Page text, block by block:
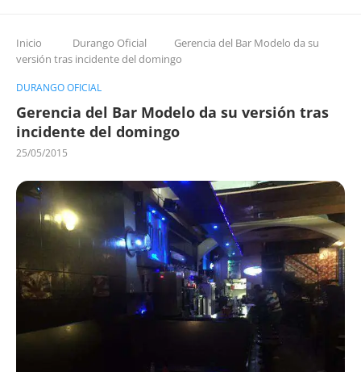
Inicio Durango Oficial
Gerencia del Bar Modelo da su
versión tras incidente del domingo
DURANGO OFICIAL
Gerencia del Bar Modelo da su versión tras
incidente del domingo
25/05/2015